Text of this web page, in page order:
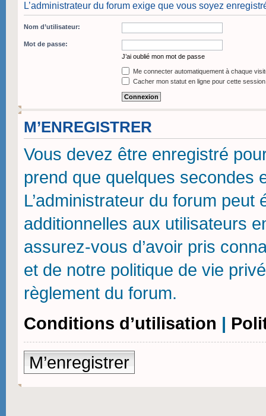
L’administrateur du forum exige que vous soyez
Nom d’utilisateur:
Mot de passe:
J’ai oublié mon mot de passe
Me connecter automatiquement à chaque
Cacher mon statut en ligne pour cette session
M’ENREGISTRER
Vous devez être enregistré
prend que quelques secondes
L’administrateur du forum
additionnelles aux utilisateurs
assurez-vous d’avoir pris
et de notre politique de vie
règlement du forum.
Conditions d’utilisation |
M’enregistrer